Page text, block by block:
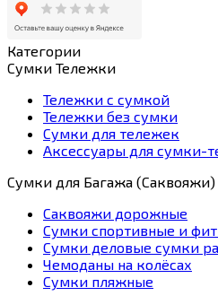
Категории
Сумки Тележки
Тележки с сумкой
Тележки без сумки
Сумки для тележек
Аксессуары для сумки-
Сумки для Багажа (Саквояжи)
Саквояжи дорожные
Сумки спортивные и
Сумки деловые сумки
Чемоданы на колёсах
Сумки пляжные